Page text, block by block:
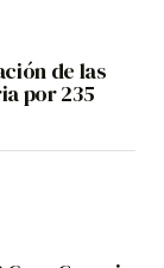
de las
por 235